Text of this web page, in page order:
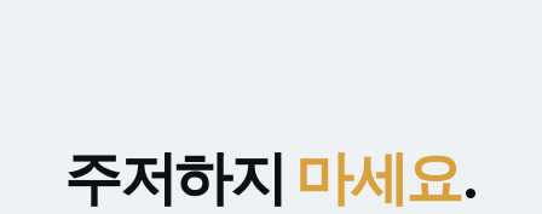
주저하지 마세요.